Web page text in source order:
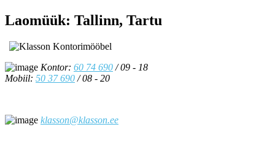
Laomüük: Tallinn, Tartu
Kontor: 60 74 690 / 09 - 18
Mobiil: 50 37 690 / 08 - 20
klasson@klasson.ee